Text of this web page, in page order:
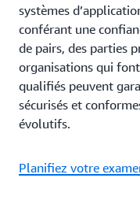
systèmes
conférant une
de pairs, des parties
organisations qui
qualifiés peuvent
sécurisés et
évolutifs.
Planifiez votre